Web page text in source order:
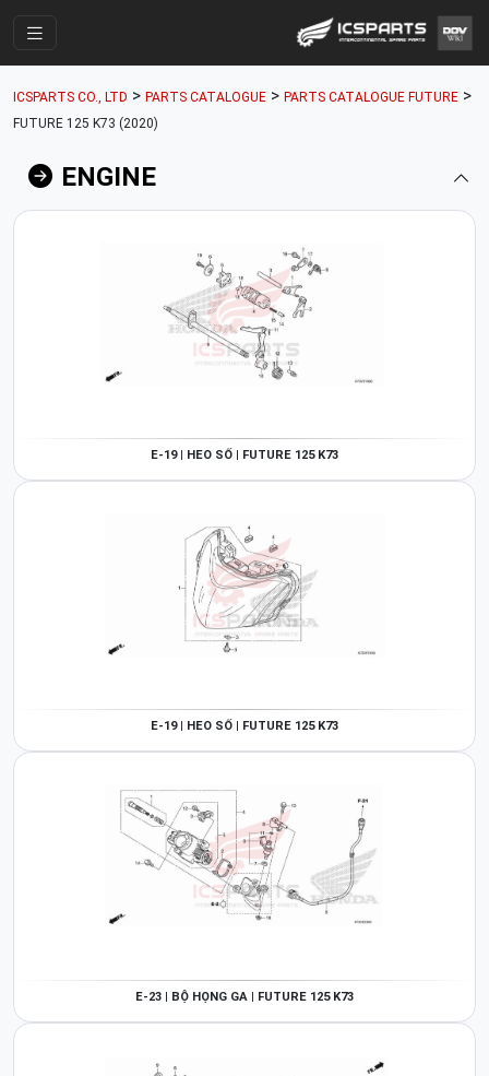
Nhóm Phụ Tùng
Tài khoản
ICSPARTS CO., LTD > PARTS CATALOGUE > PARTS CATALOGUE FUTURE >
FUTURE 125 K73 (2020)
ENGINE
E-19 | HEO SỐ | FUTURE 125 K73
E-19 | HEO SỐ | FUTURE 125 K73
E-23 | BỘ HỌNG GA | FUTURE 125 K73